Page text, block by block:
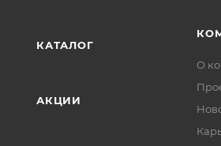
КАТАЛОГ
АКЦИИ
О